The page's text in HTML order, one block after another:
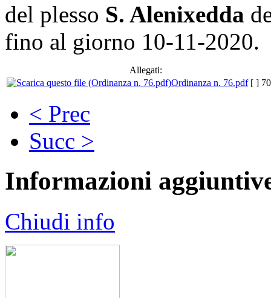
del plesso S. Alenixedda
fino al giorno 10-11-2020.
Allegati:
Ordinanza n. 76.pdf [ ]
< Prec
Succ >
Informazioni
Chiudi info